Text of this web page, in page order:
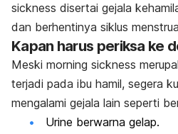
sickness disertai gejala
dan berhentinya siklus
Kapan harus periksa ke
Meski morning sickness
terjadi pada ibu hamil, segera
mengalami gejala lain seperti
Urine berwarna gelap.